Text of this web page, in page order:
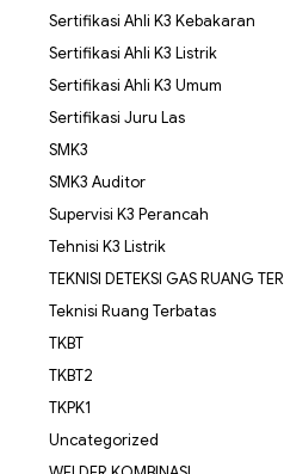
Sertifikasi Ahli K3 Kebakaran
Sertifikasi Ahli K3 Listrik
Sertifikasi Ahli K3 Umum
Sertifikasi Juru Las
SMK3
SMK3 Auditor
Supervisi K3 Perancah
Tehnisi K3 Listrik
TEKNISI DETEKSI GAS RUANG
Teknisi Ruang Terbatas
TKBT
TKBT2
TKPK1
Uncategorized